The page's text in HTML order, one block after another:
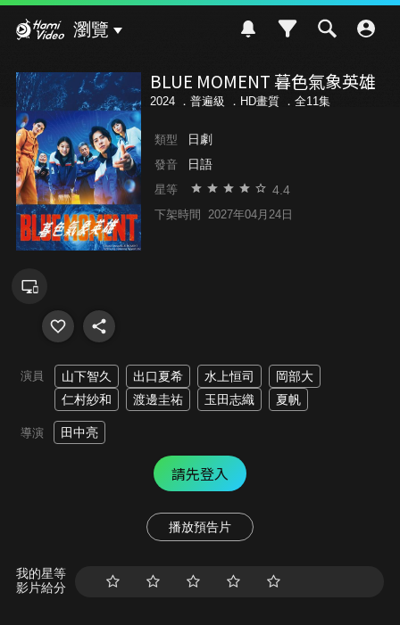
瀏覽
BLUE MOMENT 暮色氣象英雄
2024 ． 普遍級 ．HD畫質 ．全11集
類型 日劇
發音 日語
星等 4.4
下架時間 2027年04月24日
演員 山下智久 出口夏希 水上恒司
岡部大
仁村紗和
渡邊圭祐 玉田志織 夏帆
導演 田中亮
請先登入
播放預告片
我的星等
影片給分